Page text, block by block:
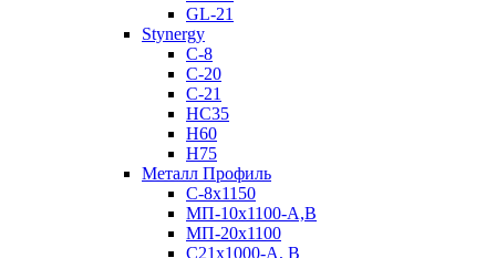
GL-21
Stynergy
C-8
C-20
C-21
НС35
Н60
H75
Металл Профиль
С-8х1150
МП-10x1100-А,В
МП-20х1100
С21х1000-А, В